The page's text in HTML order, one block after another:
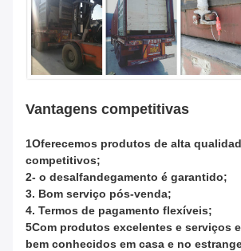
Vantagens competitivas
1Oferecemos produtos de alta
competitivos;
2- o desalfandegamento é garantido;
3. Bom serviço pós-venda;
4. Termos de pagamento flexíveis;
5Com produtos excelentes e serviços
bem conhecidos em casa e no